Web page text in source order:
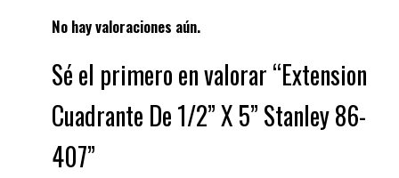
No hay valoraciones aún.
Sé el primero en valorar “Extension
Cuadrante De 1/2” X 5” Stanley 86-
407”